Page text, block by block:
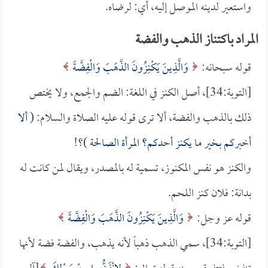
واستعير لدينه الموصل إليه، أي: لرضاه.
المراد باكتناز الذهب والفضة
قوله سبحانه:
وَالَّذِينَ يَكْنِزُونَ الذَّهَبَ وَالْفِضَّةَ
[التوبة:34]، أصل الكنز في اللغة: الضم والجمع، ولا يختص
ذلك بالذهب والفضة، ألا ترى قوله عليه الصلاة والسلام: (ألا
أخبركم بخير ما يكنز أحدكم؟ المرأة الصالحة)؟!
والكنز هو نفس المكنوز، تسمية له بالمصدر، ويقال لمن كانت له
بدانة: فلان كنز اللحم.
قوله عز وجل:
وَالَّذِينَ يَكْنِزُونَ الذَّهَبَ وَالْفِضَّةَ
[التوبة:34]، سمي الذهب ذهباً لأنه يذهب، والفضة فضة لأنها